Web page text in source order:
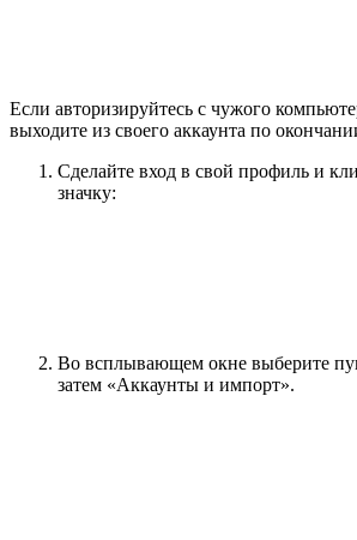
Если авторизируйтесь с чужого
выходите из своего аккаунта по
Сделайте вход в свой профиль и
значку:
Во всплывающем окне выберите
затем «Аккаунты и импорт».